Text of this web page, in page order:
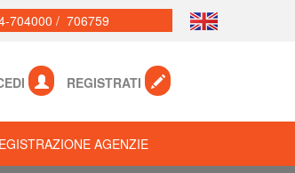
704000 / 706759
REGISTRATI
AGENZIE